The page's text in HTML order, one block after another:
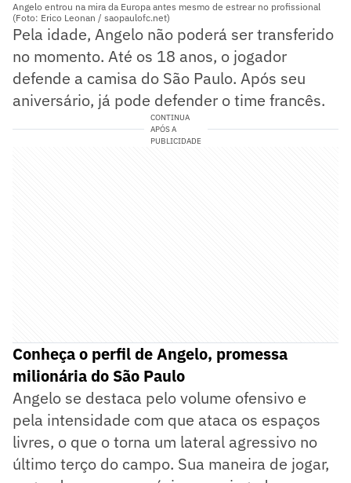
Angelo entrou na mira da Europa antes mesmo de estrear no profissional
(Foto: Erico Leonan / saopaulofc.net)
Pela idade, Angelo não poderá ser transferido
no momento. Até os 18 anos, o jogador
defende a camisa do São Paulo. Após seu
aniversário, já pode defender o time francês.
CONTINUA
APÓS A
PUBLICIDADE
Conheça o perfil de Angelo, promessa
milionária do São Paulo
Angelo se destaca pelo volume ofensivo e
pela intensidade com que ataca os espaços
livres, o que o torna um lateral agressivo no
último terço do campo. Sua maneira de jogar,